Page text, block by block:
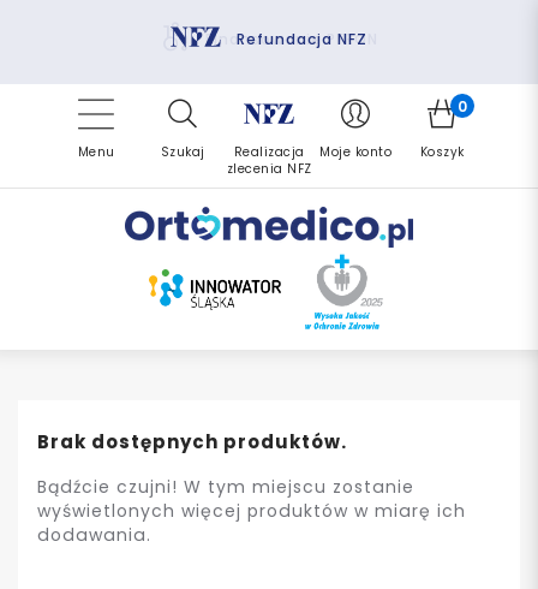
Darmowa dostawa
Pomoc fizjoterapeuty
Finansowanie PFRON
Refundacja NFZ
Zrealizuj zlecenie ponownie
Menu Szukaj
Realizacja
zlecenia NFZ
Moje konto
0
Koszyk
Brak dostępnych produktów.
Bądźcie czujni! W tym miejscu zostanie
wyświetlonych więcej produktów w miarę ich
dodawania.